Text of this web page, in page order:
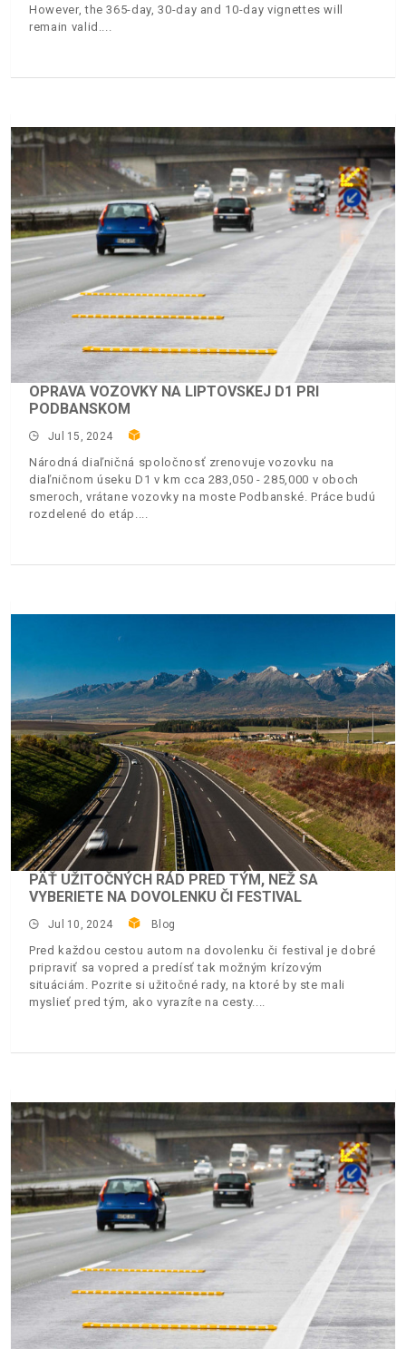
However, the 365-day, 30-day and 10-day vignettes will
remain valid.
OPRAVA VOZOVKY NA LIPTOVSKEJ D1 PRI
PODBANSKOM
Jul 15, 2024
Národná diaľničná spoločnosť zrenovuje vozovku na
diaľničnom úseku D1 v km cca 283,050 - 285,000 v oboch
smeroch, vrátane vozovky na moste Podbanské. Práce budú
rozdelené do etáp.
PÄŤ UŽITOČNÝCH RÁD PRED TÝM, NEŽ SA
VYBERIETE NA DOVOLENKU ČI FESTIVAL
Jul 10, 2024 Blog
Pred každou cestou autom na dovolenku či festival je dobré
pripraviť sa vopred a predísť tak možným krízovým
situáciám. Pozrite si užitočné rady, na ktoré by ste mali
myslieť pred tým, ako vyrazíte na cesty.